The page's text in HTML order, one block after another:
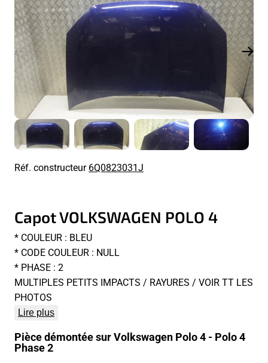
Réf. constructeur6Q0823031J
Capot VOLKSWAGEN POLO 4
* COULEUR : BLEU
* CODE COULEUR : NULL
* PHASE : 2
MULTIPLES PETITS IMPACTS / RAYURES / VOIR TT LES
PHOTOS
Lire plus
Pièce démontée sur Volkswagen Polo 4 - Polo 4
Phase 2